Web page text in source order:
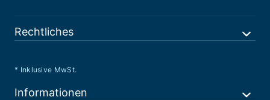
Rechtliches
* Inklusive MwSt.
Informationen